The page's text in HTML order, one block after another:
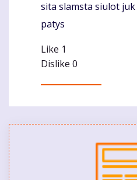
Komentaras
sita slamsta siulot
patys
Like 1
Dislike 0